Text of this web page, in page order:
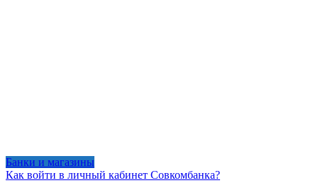
Банки и магазины
Как войти в личный кабинет Совкомбанка?